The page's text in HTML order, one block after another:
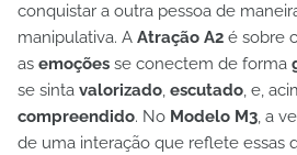
conquistar a outra pessoa de
manipulativa. A Atração A2 é sobre
as emoções se conectem de forma
se sinta valorizado, escutado, e,
compreendido. No Modelo M3, a
de uma interação que reflete essas